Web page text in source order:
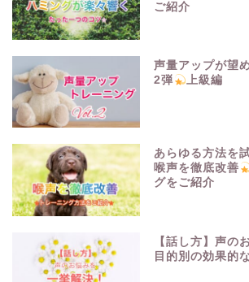
ご紹介
声量アップが望
2弾
上級編
あらゆる方法を
喉声を徹底改善
グをご紹介
【話し方】声の
目的別の効果的